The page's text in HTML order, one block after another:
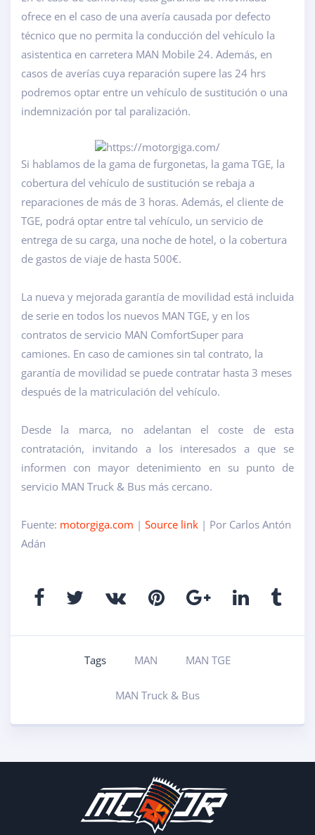
ofrece en el caso de una avería causada por defecto
técnico que no permita la conducción del vehículo la
asistentica en carretera MAN Mobile 24. Además, en
casos de averías cuya reparación supere las 24 hrs
podremos optar entre un vehículo de sustitución o una
indemnización por tal paralización.
Si hablamos de la gama de furgonetas, la gama TGE, la
cobertura del vehículo de sustitución se rebaja a
reparaciones de más de 3 horas. Además, el cliente de
TGE, podrá optar entre tal vehículo, un servicio de
entrega de su carga, una noche de hotel, o la cobertura
de gastos de viaje de hasta 500€.
La nueva y mejorada garantía de movilidad está incluida
de serie en todos los nuevos MAN TGE, y en los
contratos de servicio MAN ComfortSuper para
camiones. En caso de camiones sin tal contrato, la
garantía de movilidad se puede contratar hasta 3 meses
después de la matriculación del vehículo.
Desde la marca, no adelantan el coste de esta
contratación, invitando a los interesados a que se
informen con mayor detenimiento en su punto de
servicio MAN Truck & Bus más cercano.
Fuente: motorgiga.com | Source link | Por Carlos Antón
Adán
Tags MAN MAN TGE
MAN Truck & Bus